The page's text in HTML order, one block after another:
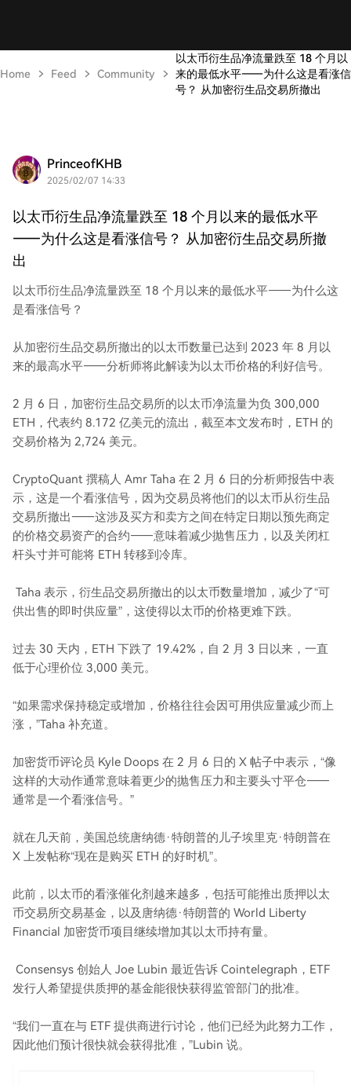
Home Feed Community
以太币衍生品净流量跌至 18 个月以
来的最低水平——为什么这是看涨信
号？ 从加密衍生品交易所撤出
PrinceofKHB
2025/02/07 14:33
以太币衍生品净流量跌至 18 个月以来的最低水平
——为什么这是看涨信号？ 从加密衍生品交易所撤
出
以太币衍生品净流量跌至 18 个月以来的最低水平——为什么这
是看涨信号？
从加密衍生品交易所撤出的以太币数量已达到 2023 年 8 月以
来的最高水平——分析师将此解读为以太币价格的利好信号。
2 月 6 日，加密衍生品交易所的以太币净流量为负 300,000
ETH，代表约 8.172 亿美元的流出，截至本文发布时，ETH 的
交易价格为 2,724 美元。
CryptoQuant 撰稿人 Amr Taha 在 2 月 6 日的分析师报告中表
示，这是一个看涨信号，因为交易员将他们的以太币从衍生品
交易所撤出——这涉及买方和卖方之间在特定日期以预先商定
的价格交易资产的合约——意味着减少抛售压力，以及关闭杠
杆头寸并可能将 ETH 转移到冷库。
Taha 表示，衍生品交易所撤出的以太币数量增加，减少了“可
供出售的即时供应量”，这使得以太币的价格更难下跌。
过去 30 天内，ETH 下跌了 19.42%，自 2 月 3 日以来，一直
低于心理价位 3,000 美元。
“如果需求保持稳定或增加，价格往往会因可用供应量减少而上
涨，”Taha 补充道。
加密货币评论员 Kyle Doops 在 2 月 6 日的 X 帖子中表示，“像
这样的大动作通常意味着更少的抛售压力和主要头寸平仓——
通常是一个看涨信号。”
就在几天前，美国总统唐纳德·特朗普的儿子埃里克·特朗普在
X 上发帖称“现在是购买 ETH 的好时机”。
此前，以太币的看涨催化剂越来越多，包括可能推出质押以太
币交易所交易基金，以及唐纳德·特朗普的 World Liberty
Financial 加密货币项目继续增加其以太币持有量。
Consensys 创始人 Joe Lubin 最近告诉 Cointelegraph，ETF
发行人希望提供质押的基金能很快获得监管部门的批准。
“我们一直在与 ETF 提供商进行讨论，他们已经为此努力工作，
因此他们预计很快就会获得批准，”Lubin 说。